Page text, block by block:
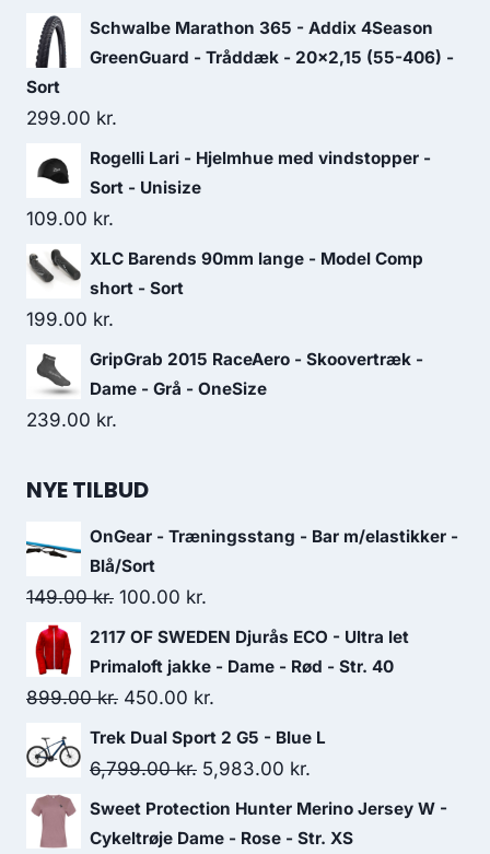
Schwalbe Marathon 365 - Addix 4Season
GreenGuard - Tråddæk - 20x2,15 (55-406) -
Sort
299.00 kr.
Rogelli Lari - Hjelmhue med vindstopper -
Sort - Unisize
109.00 kr.
XLC Barends 90mm lange - Model Comp
short - Sort
199.00 kr.
GripGrab 2015 RaceAero - Skoovertræk -
Dame - Grå - OneSize
239.00 kr.
NYE TILBUD
OnGear - Træningsstang - Bar m/elastikker -
Blå/Sort
149.00kr. Original
price
was:
149.00 kr..
100.00 kr.
price
is:
100.00 kr..
2117 OF SWEDEN Djurås ECO - Ultra let
Primaloft jakke - Dame - Rød - Str. 40
899.00kr. Original
price
was:
450.00 kr.
price
is:
Trek Dual Sport 2 G5 - Blue L
6,799.00kr. Original
price
was:
5,983.00 kr.
price
is:
Sweet Protection Hunter Merino Jersey W -
Cykeltrøje Dame - Rose - Str. XS